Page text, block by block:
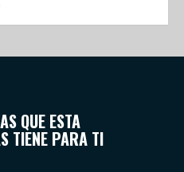
QUE ESTA
TIENE PARA TI